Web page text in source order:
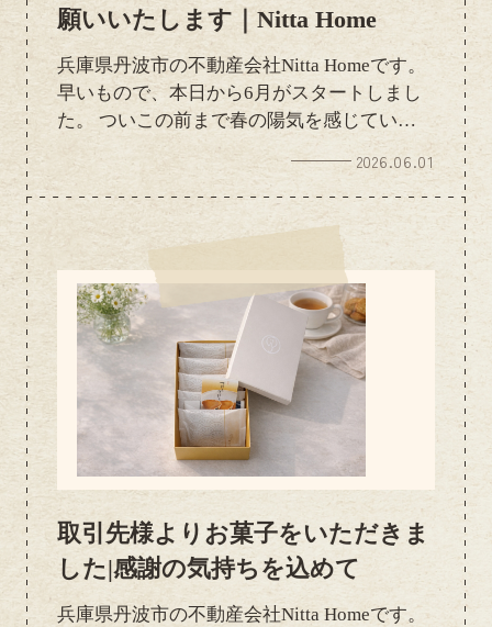
願いいたします｜Nitta Home
兵庫県丹波市の不動産会社Nitta Homeです。
早いもので、本日から6月がスタートしまし
た。 ついこの前まで春の陽気を感じていま
したが、気が付けば一年の折り返し地点も近
づいてきました。これから梅雨の時期を迎
え、じめじめとした日が続きますが、体調管
理に気を付けながら元気に営業してまいりま
す。 お部屋探しや不動産に関するご相談が
ございましたら、お気軽にNitta Homeまでお
問い合わせください。 6月も地域の皆さまに
寄り添い、安心してご相談いただける不動産
会社を目指して頑張ってまいります。 今月
もどうぞよろしくお願いいたします。
2026.06.01
取引先様よりお菓子をいただきま
した|感謝の気持ちを込めて
兵庫県丹波市の不動産会社Nitta Homeです。